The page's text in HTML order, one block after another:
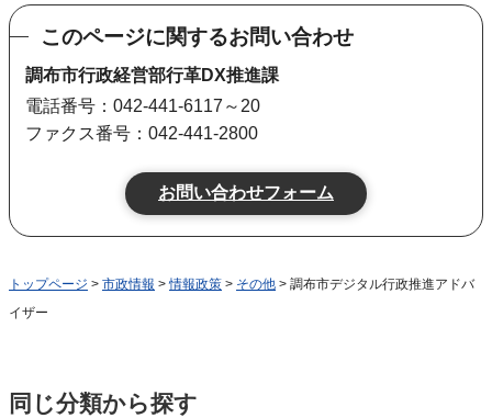
このページに関するお問い合わせ
調布市行政経営部行革DX推進課
電話番号：042-441-6117～20
ファクス番号：042-441-2800
トップページ > 市政情報 >情報政策 > その他 > 調布市デジタル行政推進アドバ
イザー
同じ分類から探す